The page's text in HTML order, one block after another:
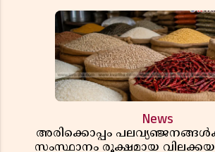
News
അരിക്കൊപ്പം
സംസ്ഥാനം രൂക്ഷമായ